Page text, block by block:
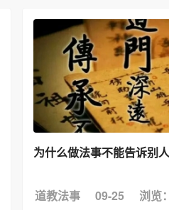
为什么做法事不能告诉别人
道教法事 09-25 浏览